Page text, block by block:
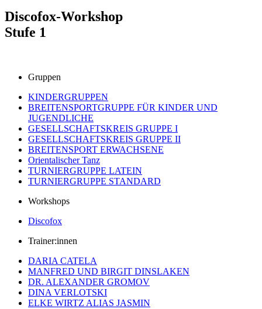
Discofox-Workshop
Stufe 1
Gruppen
KINDERGRUPPEN
BREITENSPORTGRUPPE FÜR KINDER UND
JUGENDLICHE
GESELLSCHAFTSKREIS GRUPPE I
GESELLSCHAFTSKREIS GRUPPE II
BREITENSPORT ERWACHSENE
Orientalischer Tanz
TURNIERGRUPPE LATEIN
TURNIERGRUPPE STANDARD
Workshops
Discofox
Trainer:innen
DARIA CATELA
MANFRED UND BIRGIT DINSLAKEN
DR. ALEXANDER GROMOV
DINA VERLOTSKI
ELKE WIRTZ ALIAS JASMIN